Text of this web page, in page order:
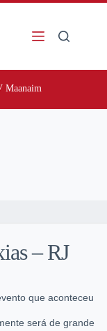
Maanaim
– RJ
que aconteceu
será de grande